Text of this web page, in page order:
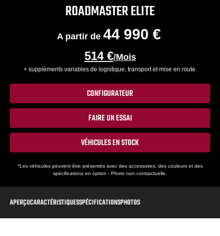
ROADMASTER ELITE
A partir de 44 990 €
514 €/Mois
+ suppléments variables de logistique, transport et mise en route.
CONFIGURATEUR
FAIRE UN ESSAI
VÉHICULES EN STOCK
*Les véhicules peuvent être présentés avec des accessoires, des couleurs et des
spécifications en option - Photo non contractuelle.
APERÇUCARACTÉRISTIQUESSPÉCIFICATIONSPHOTOS